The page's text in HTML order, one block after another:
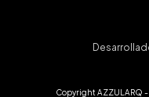
Copyright AZZULARQ